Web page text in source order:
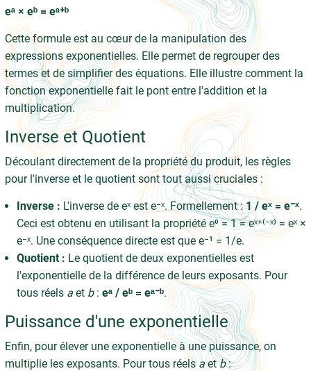
eᵃ × eᵇ = eᵃ⁺ᵇ
Cette formule est au cœur de la manipulation des
expressions exponentielles. Elle permet de regrouper des
termes et de simplifier des équations. Elle illustre comment la
fonction exponentielle fait le pont entre l'addition et la
multiplication.
Inverse et Quotient
Découlant directement de la propriété du produit, les règles
pour l'inverse et le quotient sont tout aussi cruciales :
Inverse : L'inverse de eˣ est e⁻ˣ. Formellement :1 / eˣ = e⁻ˣ.
Ceci est obtenu en utilisant la propriété e⁰ = 1 = eˣ⁺⁽⁻ˣ⁾ = eˣ ×
e⁻ˣ. Une conséquence directe est que e⁻¹ = 1/e.
Quotient : Le quotient de deux exponentielles est
l'exponentielle de la différence de leurs exposants. Pour
tous réels aet b: eᵃ / eᵇ = eᵃ⁻ᵇ.
Puissance d'une exponentielle
Enfin, pour élever une exponentielle à une puissance, on
multiplie les exposants. Pour tous réels aetb: